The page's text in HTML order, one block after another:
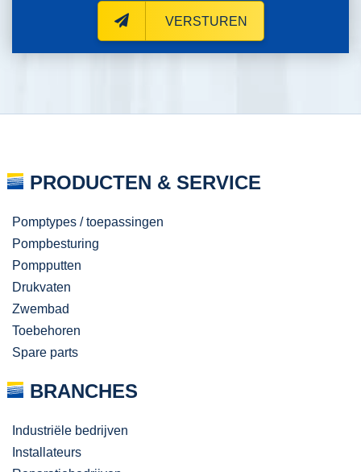
VERSTUREN
PRODUCTEN & SERVICE
Pomptypes / toepassingen
Pompbesturing
Pompputten
Drukvaten
Zwembad
Toebehoren
Spare parts
BRANCHES
Industriële bedrijven
Installateurs